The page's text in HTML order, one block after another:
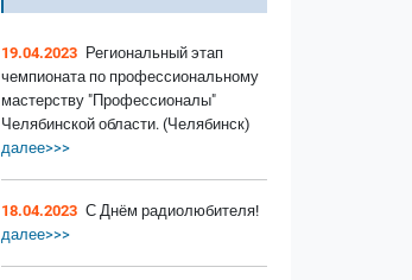
19.04.2023 Региональный этап
чемпионата по профессиональному
мастерству "Профессионалы"
Челябинской области. (Челябинск)
далее>>>
18.04.2023 С Днём радиолюбителя!
далее>>>